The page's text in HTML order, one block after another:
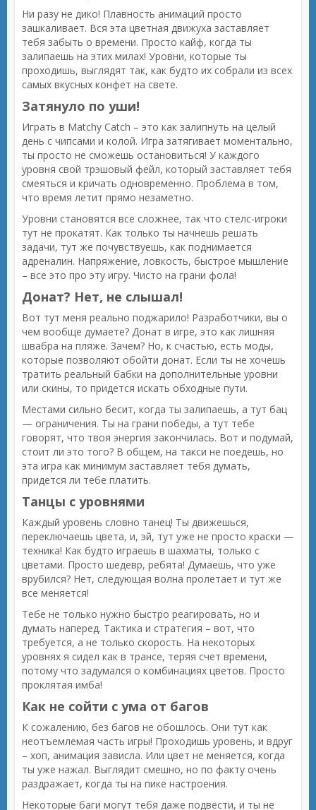
Ни разу не дико! Плавность анимаций просто
зашкаливает. Вся эта цветная движуха заставляет
тебя забыть о времени. Просто кайф, когда ты
залипаешь на этих милах! Уровни, которые ты
проходишь, выглядят так, как будто их собрали из всех
самых вкусных конфет на свете.
Затянуло по уши!
Играть в Matchy Catch – это как залипнуть на целый
день с чипсами и колой. Игра затягивает моментально,
ты просто не сможешь остановиться! У каждого
уровня свой трэшовый фейл, который заставляет тебя
смеяться и кричать одновременно. Проблема в том,
что время летит прямо незаметно.
Уровни становятся все сложнее, так что стелс-игроки
тут не прокатят. Как только ты начнешь решать
задачи, тут же почувствуешь, как поднимается
адреналин. Напряжение, ловкость, быстрое мышление
– все это про эту игру. Чисто на грани фола!
Донат? Нет, не слышал!
Вот тут меня реально поджарило! Разработчики, вы о
чем вообще думаете? Донат в игре, это как лишняя
швабра на пляже. Зачем? Но, к счастью, есть моды,
которые позволяют обойти донат. Если ты не хочешь
тратить реальный бабки на дополнительные уровни
или скины, то придется искать обходные пути.
Местами сильно бесит, когда ты залипаешь, а тут бац
— ограничения. Ты на грани победы, а тут тебе
говорят, что твоя энергия закончилась. Вот и подумай,
стоит ли это того? В общем, на такси не поедешь, но
эта игра как минимум заставляет тебя думать,
придется ли тебе платить.
Танцы с уровнями
Каждый уровень словно танец! Ты движешься,
переключаешь цвета, и, эй, тут уже не просто краски —
техника! Как будто играешь в шахматы, только с
цветами. Просто шедевр, ребята! Думаешь, что уже
врубился? Нет, следующая волна пролетает и тут же
все меняется!
Тебе не только нужно быстро реагировать, но и
думать наперед. Тактика и стратегия – вот, что
требуется, а не только скорость. На некоторых
уровнях я сидел как в трансе, теряя счет времени,
потому что задумался о комбинациях цветов. Просто
проклятая имба!
Как не сойти с ума от багов
К сожалению, без багов не обошлось. Они тут как
неотъемлемая часть игры! Проходишь уровень, и вдруг
– хоп, анимация зависла. Или цвет не меняется, когда
ты уже нажал. Выглядит смешно, но по факту очень
раздражает, когда ты на пике настроения.
Некоторые баги могут тебя даже подвести, и ты не